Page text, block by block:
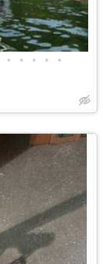
• • • • •